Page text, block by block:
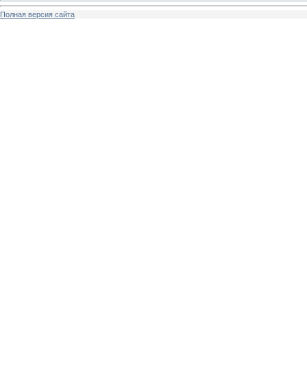
Полная версия сайта